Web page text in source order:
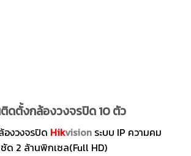
ดตั้งกล้องวงจรปิด 10 ตัว
งวงจรปิด Hikvisionระบบ IP ความคม
ชัด 2 ล้านพิกเซล(Full HD)